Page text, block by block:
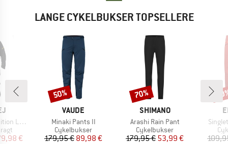
LANGE CYKELBUKSER TOPSELLERE
Cut
pris
€
MÆRKE
VAUDE
Artikel
Minaki Pants II
Produktgruppe
Cykelbukser
Pris
179,95 €Nedsat pris
89,98 €
Rabat
50%
MÆRKE
SHIMANO
Artikel
Arashi Rain Pant
Produktgruppe
Cykelbukser
Pris
179,95 €Nedsat pris
53,99 €
Rabat
70%
Artikel